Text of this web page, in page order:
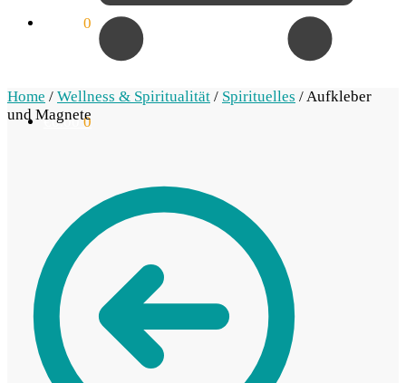
€0.00 0
0
Home / Wellness & Spiritualität / Spirituelles / Aufkleber
und Magnete